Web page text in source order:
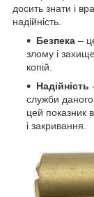
досить знати і
надійність.
Безпека –
злому і
копій.
Надійність
служби
цей показник
і закривання.